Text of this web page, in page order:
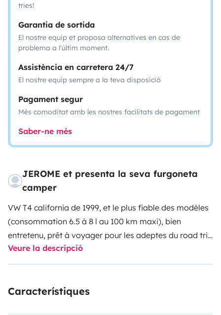
tries!
Garantia de sortida
El nostre equip et proposa alternatives en cas de
problema a l'últim moment.
Assistència en carretera 24/7
El nostre equip sempre a la teva disposició
Pagament segur
Més comoditat amb les nostres facilitats de pagament
Saber-ne més
JEROME et presenta la seva furgoneta
camper
VW T4 california de 1999, et le plus fiable des modèles
(consommation 6.5 à 8 l au 100 km maxi), bien
entretenu, prêt à voyager pour les adeptes du road trip
connaissant les joies de ce véhicule issu d'une lignée
bien connue ...Le véhicule a son âge, mais est en
mais, étant un Westfalia d'origine, les années passent
Veure la descripció
Característiques